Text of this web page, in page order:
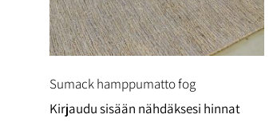
Sumack hamppumatto fog
Kirjaudu sisään nähdäksesi hinnat